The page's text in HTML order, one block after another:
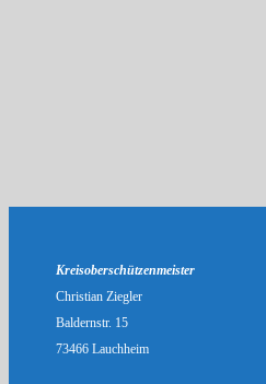
Kreisoberschützenmeister
Christian Ziegler
Baldernstr. 15
73466 Lauchheim